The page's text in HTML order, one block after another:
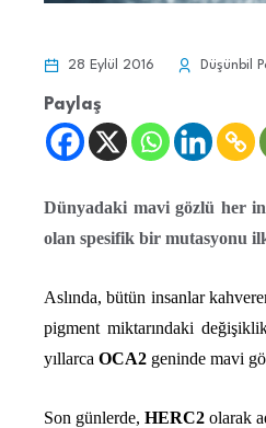
28 Eylül 2016 Düşünbil
Paylaş
Dünyadaki mavi gözlü her
olan spesifik bir mutasyonu
Aslında, bütün insanlar
pigment miktarındaki
yıllarca OCA2 geninde mavi
Son günlerde,HERC2 olarak